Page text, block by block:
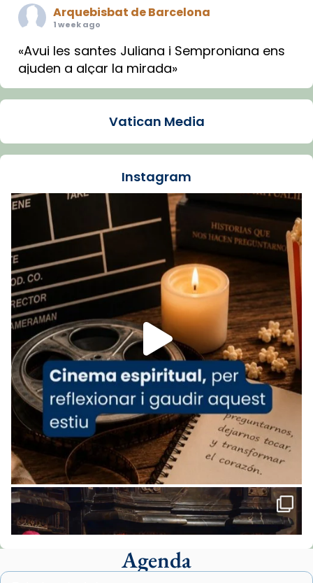
Arquebisbat de Barcelona
1 week ago
«Avui les santes Juliana i Semproniana ens
ajuden a alçar la mirada»
Mons. Sergi Gordo, bisbe de Tortosa, ha
Santes de Mataró.
🔗tinyurl.com/cvu5jmbk
Foto
View on Facebook Share
Arquebisbat de Barcelonais at Catedral
de Barcelona.
1 week ago
Aquest dilluns, 27 de juliol, ha tingut lloc la
missa d’acció de gràcies en agraïment al
comitè organitzador de la visita apostòlica
del Sant Pare Lleó XIV a Barcelona, i als
col·laboradors, a la Catedral de Barcelona.
L’arquebisbe de Barcelona, el cardenal Joan
Josep Omella, ha presidit la missa i l’ha
concelebrat el bisbe auxiliar de Barcelona,
Mons. David Abadías.
📸 Dr. G. Simón
Foto
View on Facebook Share
Arquebisbat de Barcelona
1 week ago
Vatican Media
Instagram
Agenda